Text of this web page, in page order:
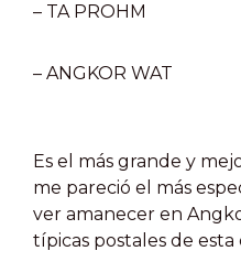
– TA PROHM
– ANGKOR WAT
Es el más grande y
me pareció el más
ver amanecer en
típicas postales de